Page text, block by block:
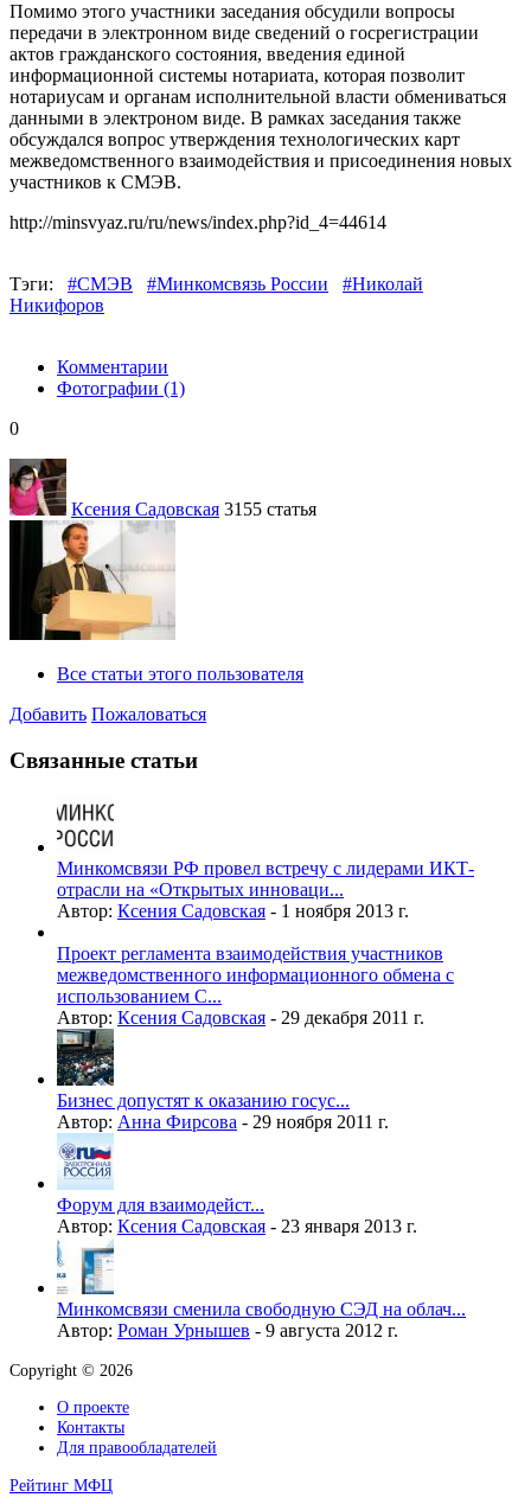
Помимо этого участники заседания обсудили вопросы
передачи в электронном виде сведений о госрегистрации
актов гражданского состояния, введения единой
информационной системы нотариата, которая позволит
нотариусам и органам исполнительной власти обмениваться
данными в электроном виде. В рамках заседания также
обсуждался вопрос утверждения технологических карт
межведомственного взаимодействия и присоединения новых
участников к СМЭВ.
http://minsvyaz.ru/ru/news/index.php?id_4=44614
Тэги: #СМЭВ #Минкомсвязь России
#Николай
Никифоров
Комментарии
Фотографии (1)
0
Ксения Садовская 3155 статья
Все статьи этого пользователя
Добавить Пожаловаться
Связанные статьи
Минкомсвязи РФ провел встречу с лидерами ИКТ-
отрасли на «Открытых инноваци...
Автор: Ксения Садовская - 1 ноября 2013 г.
Проект регламента взаимодействия участников
межведомственного информационного обмена с
использованием С...
Автор: Ксения Садовская - 29 декабря 2011 г.
Бизнес допустят к оказанию госус...
Автор: Анна Фирсова - 29 ноября 2011 г.
Форум для взаимодейст...
Автор: Ксения Садовская - 23 января 2013 г.
Минкомсвязи сменила свободную СЭД на облач...
Автор: Роман Урнышев - 9 августа 2012 г.
Copyright © 2026
О проекте
Контакты
Для правообладателей
Рейтинг МФЦ